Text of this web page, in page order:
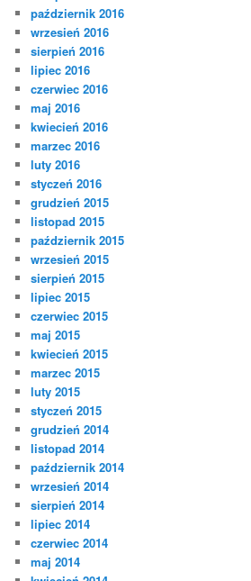
październik 2016
wrzesień 2016
sierpień 2016
lipiec 2016
czerwiec 2016
maj 2016
kwiecień 2016
marzec 2016
luty 2016
styczeń 2016
grudzień 2015
listopad 2015
październik 2015
wrzesień 2015
sierpień 2015
lipiec 2015
czerwiec 2015
maj 2015
kwiecień 2015
marzec 2015
luty 2015
styczeń 2015
grudzień 2014
listopad 2014
październik 2014
wrzesień 2014
sierpień 2014
lipiec 2014
czerwiec 2014
maj 2014